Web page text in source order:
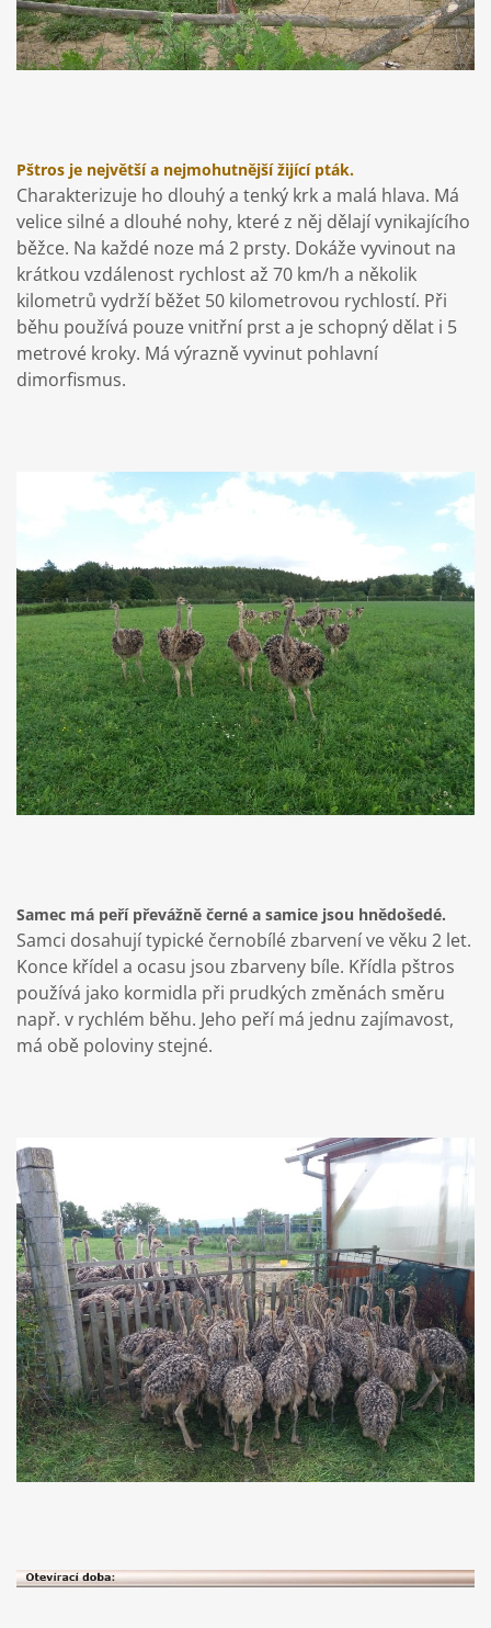
Pštros je největší a nejmohutnější žijící pták.
Charakterizuje ho dlouhý a tenký krk a malá hlava. Má
velice silné a dlouhé nohy, které z něj dělají vynikajícího
běžce. Na každé noze má 2 prsty. Dokáže vyvinout na
krátkou vzdálenost rychlost až 70 km/h a několik
kilometrů vydrží běžet 50 kilometrovou rychlostí. Při
běhu používá pouze vnitřní prst a je schopný dělat i 5
metrové kroky. Má výrazně vyvinut pohlavní
dimorfismus.
Samec má peří převážně černé a samice jsou hnědošedé.
Samci dosahují typické černobílé zbarvení ve věku 2 let.
Konce křídel a ocasu jsou zbarveny bíle. Křídla pštros
používá jako kormidla při prudkých změnách směru
např. v rychlém běhu. Jeho peří má jednu zajímavost,
má obě poloviny stejné.